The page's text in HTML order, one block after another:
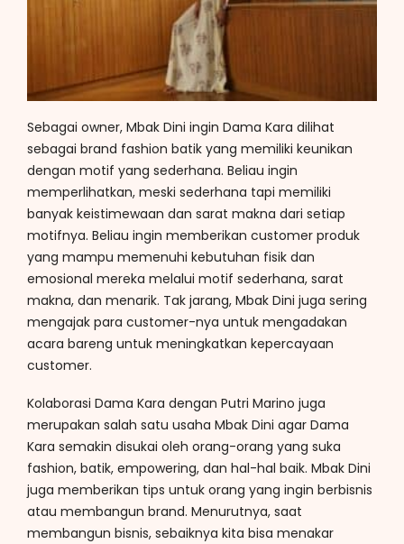
Sebagai owner, Mbak Dini ingin Dama Kara dilihat
sebagai brand fashion batik yang memiliki keunikan
dengan motif yang sederhana. Beliau ingin
memperlihatkan, meski sederhana tapi memiliki
banyak keistimewaan dan sarat makna dari setiap
motifnya. Beliau ingin memberikan customer produk
yang mampu memenuhi kebutuhan fisik dan
emosional mereka melalui motif sederhana, sarat
makna, dan menarik. Tak jarang, Mbak Dini juga sering
mengajak para customer-nya untuk mengadakan
acara bareng untuk meningkatkan kepercayaan
customer.
Kolaborasi Dama Kara dengan Putri Marino juga
merupakan salah satu usaha Mbak Dini agar Dama
Kara semakin disukai oleh orang-orang yang suka
fashion, batik, empowering, dan hal-hal baik. Mbak Dini
juga memberikan tips untuk orang yang ingin berbisnis
atau membangun brand. Menurutnya, saat
membangun bisnis, sebaiknya kita bisa menakar